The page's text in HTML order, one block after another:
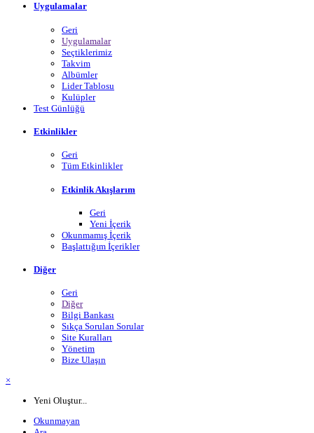
Uygulamalar
Geri
Uygulamalar
Seçtiklerimiz
Takvim
Albümler
Lider Tablosu
Kulüpler
Test Günlüğü
Etkinlikler
Geri
Tüm Etkinlikler
Etkinlik Akışlarım
Geri
Yeni İçerik
Okunmamış İçerik
Başlattığım İçerikler
Diğer
Geri
Diğer
Bilgi Bankası
Sıkça Sorulan Sorular
Site Kuralları
Yönetim
Bize Ulaşın
×
Yeni Oluştur...
Okunmayan